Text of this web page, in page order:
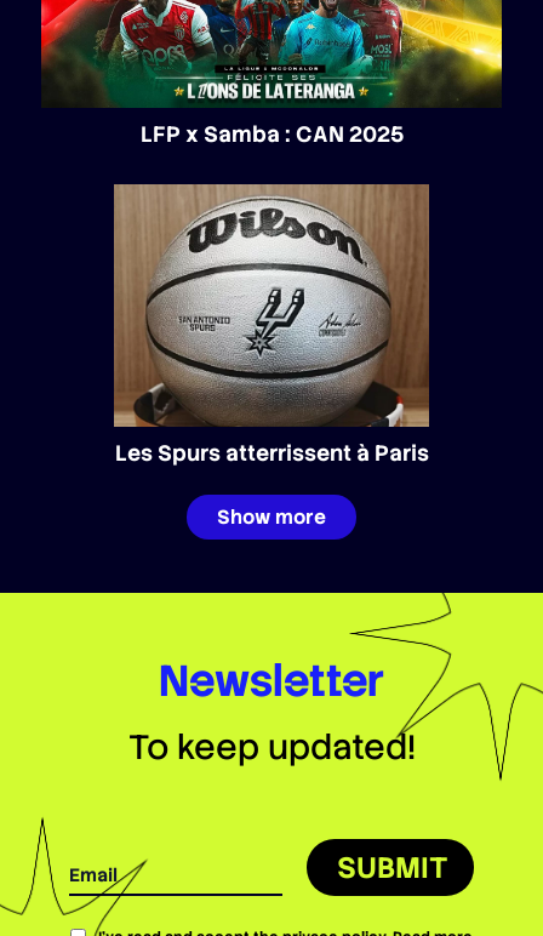
LFP x Samba : CAN 2025
Les Spurs atterrissent à Paris
Show more
Newsletter
To keep updated!
SUBMIT